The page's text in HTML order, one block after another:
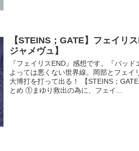
【STEINS；GATE】フェイリ
ジャメヴュ】
『フェイリスEND』感想です。『バッ
よっては悪くない世界線。岡部とフェイ
大博打を打って出る！ 【STEINS；
とめ ①まゆり救出の為に、フェイ...